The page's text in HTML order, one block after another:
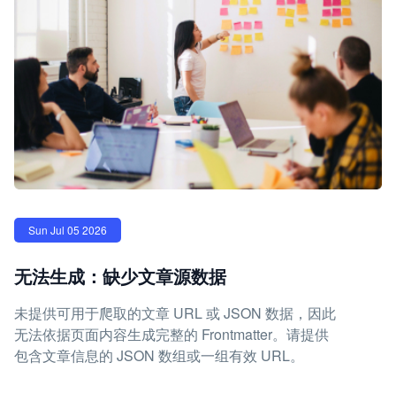
Sun Jul 05 2026
无法生成：缺少文章源数据
未提供可用于爬取的文章 URL 或 JSON 数据，因此
无法依据页面内容生成完整的 Frontmatter。请提供
包含文章信息的 JSON 数组或一组有效 URL。